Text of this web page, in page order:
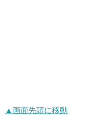
▲画面先頭に移動